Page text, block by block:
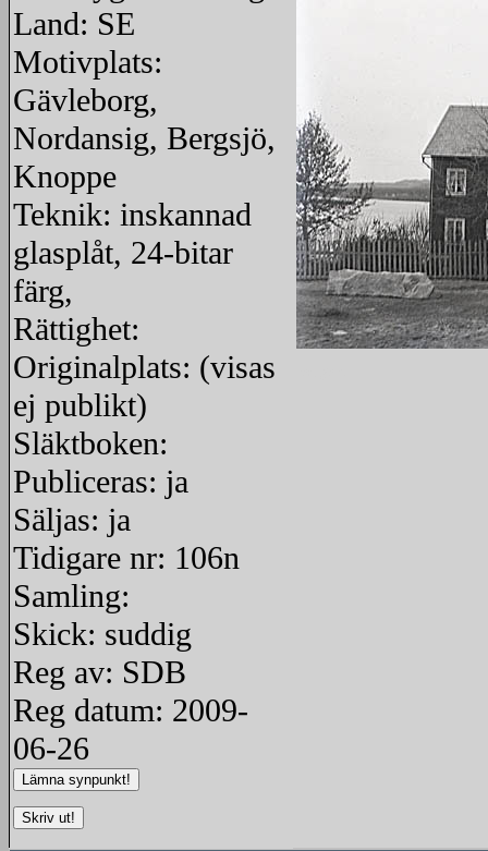
Land: SE
Motivplats:
Gävleborg,
Nordansig, Bergsjö,
Knoppe
Teknik: inskannad
glasplåt, 24-bitar
färg,
Rättighet:
Originalplats: (visas
ej publikt)
Släktboken:
Publiceras: ja
Säljas: ja
Tidigare nr: 106n
Samling:
Skick: suddig
Reg av: SDB
Reg datum: 2009-
06-26